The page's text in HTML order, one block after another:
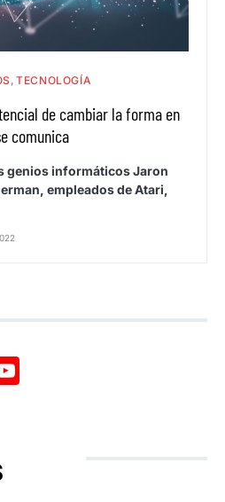
TECNOLOGÍA
de cambiar la forma en
comunica
genios informáticos Jaron
empleados de Atari,